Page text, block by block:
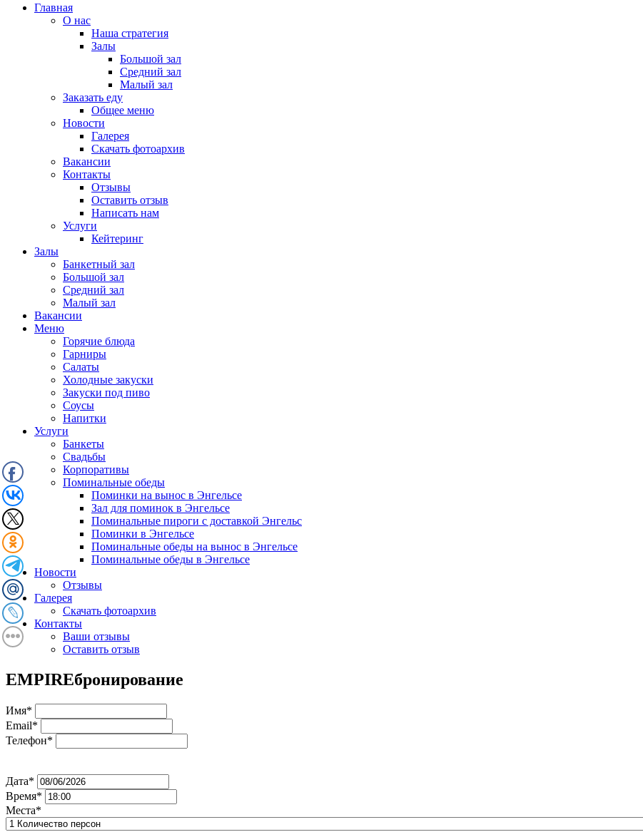
Главная
О нас
Наша стратегия
Залы
Большой зал
Средний зал
Малый зал
Заказать еду
Общее меню
Новости
Галерея
Скачать фотоархив
Вакансии
Контакты
Отзывы
Оставить отзыв
Написать нам
Услуги
Кейтеринг
Залы
Банкетный зал
Большой зал
Средний зал
Малый зал
Вакансии
Меню
Горячие блюда
Гарниры
Салаты
Холодные закуски
Закуски под пиво
Соусы
Напитки
Услуги
Банкеты
Свадьбы
Корпоративы
Поминальные обеды
Поминки на вынос в Энгельсе
Зал для поминок в Энгельсе
Поминальные пироги с доставкой Энгельс
Поминки в Энгельсе
Поминальные обеды на вынос в Энгельсе
Поминальные обеды в Энгельсе
Новости
Отзывы
Галерея
Скачать фотоархив
Контакты
Ваши отзывы
Оставить отзыв
EMPIREбронирование
Имя*
Email*
Телефон*
Дата*
Время*
Места*